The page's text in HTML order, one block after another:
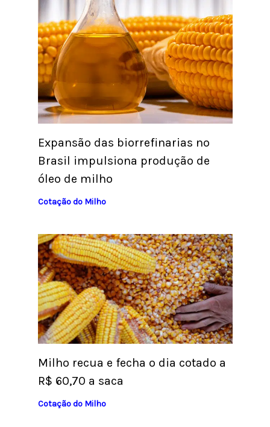
Expansão das biorrefinarias no
Brasil impulsiona produção de
óleo de milho
Cotação do Milho
Milho recua e fecha o dia cotado a
R$ 60,70 a saca
Cotação do Milho